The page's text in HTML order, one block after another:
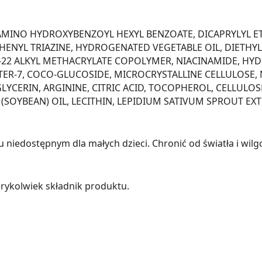
HYDROXYBENZOYL HEXYL BENZOATE, DICAPRYLYL
TRIAZINE, HYDROGENATED VEGETABLE OIL,
ALKYL METHACRYLATE COPOLYMER, NIACINAMIDE,
7, COCO-GLUCOSIDE, MICROCRYSTALLINE
ARGININE, CITRIC ACID, TOCOPHEROL,
OIL, LECITHIN, LEPIDIUM SATIVUM SPROUT
dla małych dzieci. Chronić od światła i
składnik produktu.